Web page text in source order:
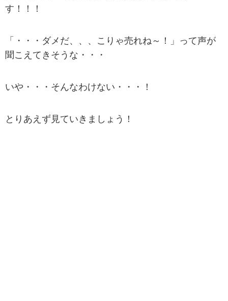
す！！！
「・・・ダメだ、、、こりゃ売れね～！」って声が
聞こえてきそうな・・・
いや・・・そんなわけない・・・！
とりあえず見ていきましょう！